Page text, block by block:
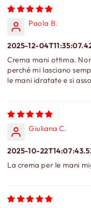
Paola B.
2025-12-
Crema mani ottima.
perché mi lasciano
le mani idratate e si
Giuliana C.
2025-10-
La crema per le mani